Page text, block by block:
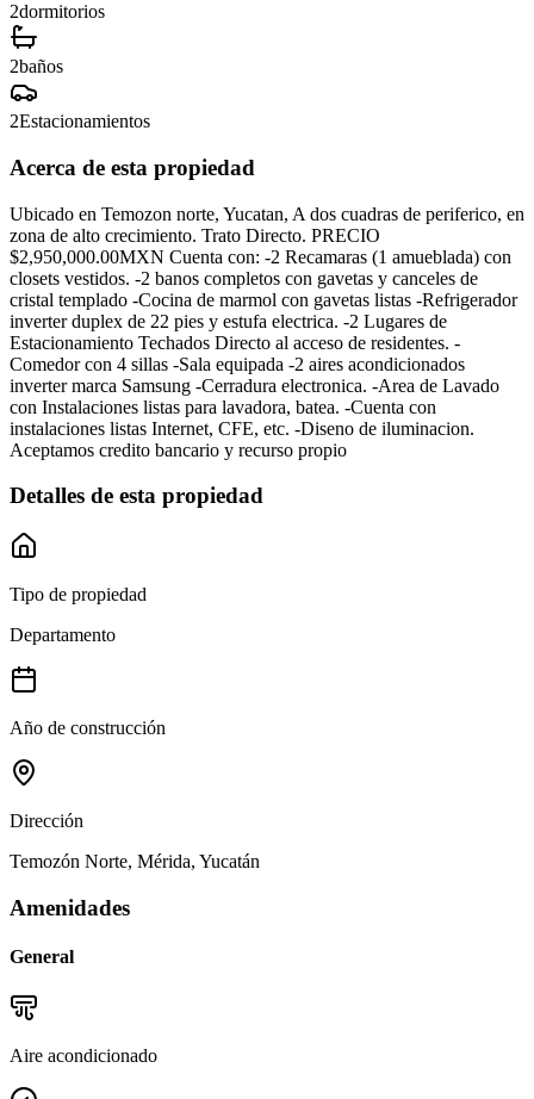
2dormitorios
2baños
2Estacionamientos
Acerca de esta propiedad
Ubicado en Temozon norte, Yucatan, A dos cuadras de periferico, en
zona de alto crecimiento. Trato Directo. PRECIO
$2,950,000.00MXN Cuenta con: -2 Recamaras (1 amueblada) con
closets vestidos. -2 banos completos con gavetas y canceles de
cristal templado -Cocina de marmol con gavetas listas -Refrigerador
inverter duplex de 22 pies y estufa electrica. -2 Lugares de
Estacionamiento Techados Directo al acceso de residentes. -
Comedor con 4 sillas -Sala equipada -2 aires acondicionados
inverter marca Samsung -Cerradura electronica. -Area de Lavado
con Instalaciones listas para lavadora, batea. -Cuenta con
instalaciones listas Internet, CFE, etc. -Diseno de iluminacion.
Aceptamos credito bancario y recurso propio
Detalles de esta propiedad
Tipo de propiedad
Departamento
Año de construcción
Dirección
Temozón Norte, Mérida, Yucatán
Amenidades
General
Aire acondicionado